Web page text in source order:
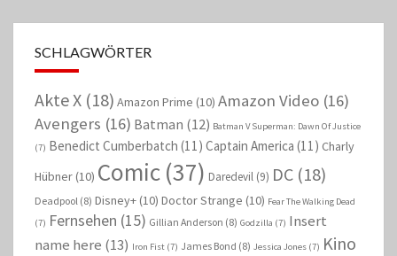
SCHLAGWÖRTER
Akte X (18) Amazon Prime (10) Amazon Video (16)
Avengers (16) Batman (12) Batman V Superman: Dawn Of Justice
(7) Benedict Cumberbatch (11) Captain America (11) Charly
Hübner (10) Comic (37) Daredevil (9) DC (18)
Deadpool (8) Disney+ (10) Doctor Strange (10) Fear The Walking Dead
(7) Fernsehen (15) Gillian Anderson (8) Godzilla (7) Insert
name here (13) Iron Fist (7) James Bond (8) Jessica Jones (7) Kino